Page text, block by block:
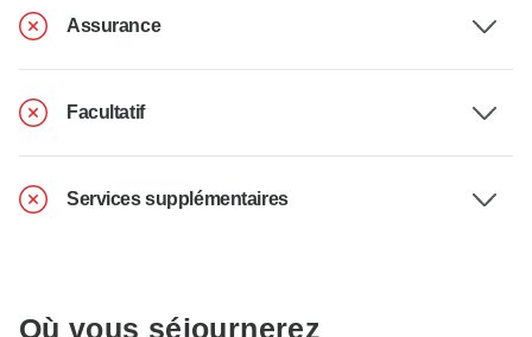
Assurance
Facultatif
Services supplémentaires
Où vous séjournerez